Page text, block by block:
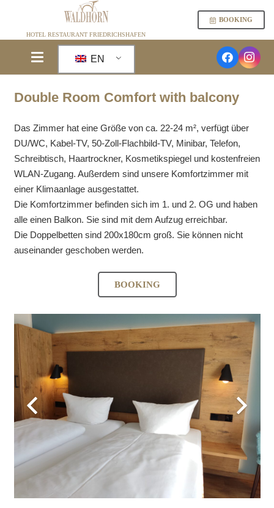
HOTEL RESTAURANT FRIEDRICHSHAFEN
BOOKING
EN
Double Room Comfort with balcony
Das Zimmer hat eine Größe von ca. 22-24 m², verfügt über
DU/WC, Kabel-TV, 50-Zoll-Flachbild-TV, Minibar, Telefon,
Schreibtisch, Haartrockner, Kosmetikspiegel und kostenfreien
WLAN-Zugang. Außerdem sind unsere Komfortzimmer mit
einer Klimaanlage ausgestattet.
Die Komfortzimmer befinden sich im 1. und 2. OG und haben
alle einen Balkon. Sie sind mit dem Aufzug erreichbar.
Die Doppelbetten sind 200x180cm groß. Sie können nicht
auseinander geschoben werden.
BOOKING